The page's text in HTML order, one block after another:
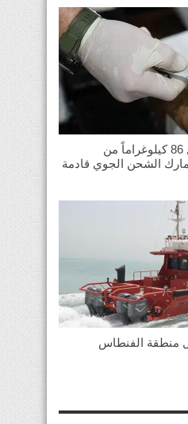
“الجمارك” تحبط إدخال 86 كيلوغراماً من
الشحن الجوي قادمة
منطقة الفنطاس